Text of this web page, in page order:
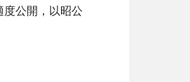
公開，以昭公